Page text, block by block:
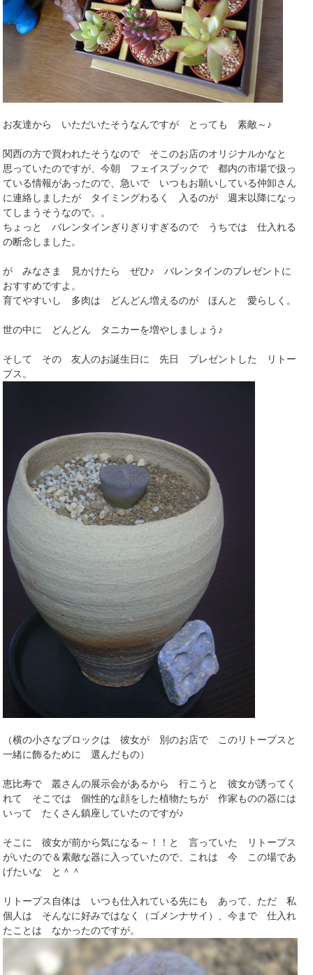
お友達から いただいたそうなんですが とっても 素敵～♪
関西の方で買われたそうなので そこのお店のオリジナルかなと
思っていたのですが、今朝 フェイスブックで 都内の市場で扱っ
ている情報があったので、急いで いつもお願いしている仲卸さん
に連絡しましたが タイミングわるく 入るのが 週末以降になっ
てしまうそうなので。。
ちょっと バレンタインぎりぎりすぎるので うちでは 仕入れる
の断念しました。
が みなさま 見かけたら ぜひ♪ バレンタインのプレゼントに
おすすめですよ。
育てやすいし 多肉は どんどん増えるのが ほんと 愛らしく。
世の中に どんどん タニカーを増やしましょう♪
そして その 友人のお誕生日に 先日 プレゼントした リトー
プス。
（横の小さなブロックは 彼女が 別のお店で このリトープスと
一緒に飾るために 選んだもの）
恵比寿で 叢さんの展示会があるから 行こうと 彼女が誘ってく
れて そこでは 個性的な顔をした植物たちが 作家ものの器には
いって たくさん鎮座していたのですが♪
そこに 彼女が前から気になる～！！と 言っていた リトープス
がいたので＆素敵な器に入っていたので、これは 今 この場であ
げたいな と＾＾
リトープス自体は いつも仕入れている先にも あって、ただ 私
個人は そんなに好みではなく（ゴメンナサイ）、今まで 仕入れ
たことは なかったのですが。